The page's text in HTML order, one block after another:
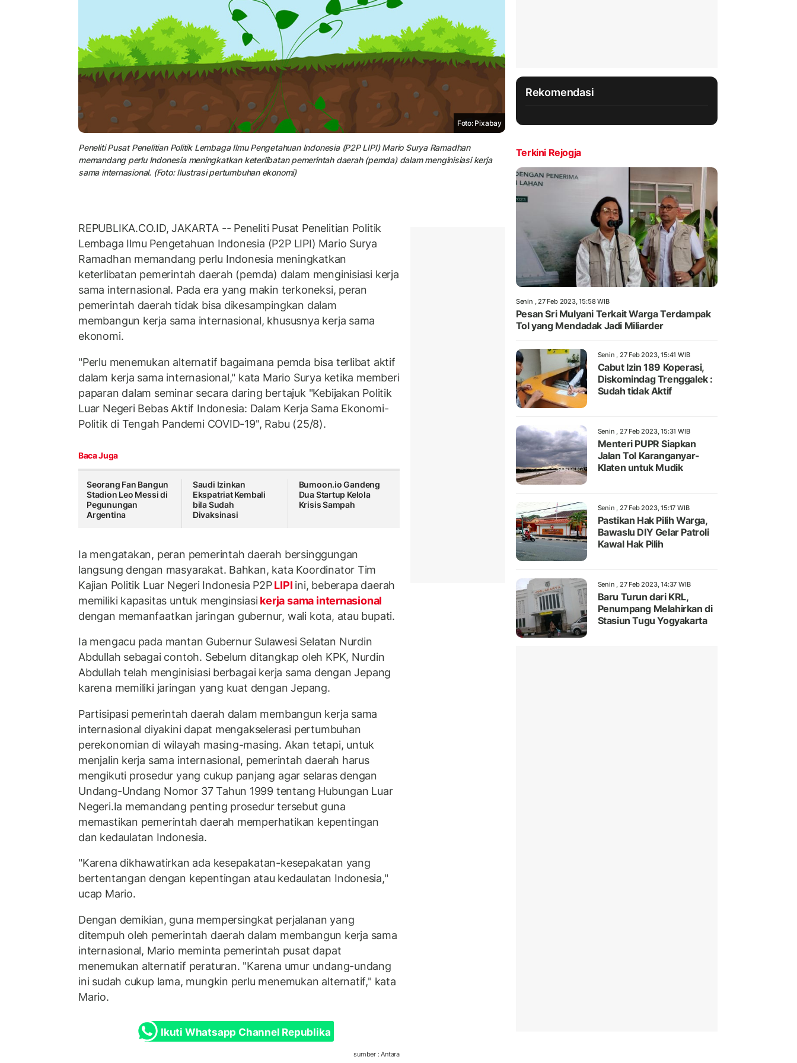
Foto: Pixabay
Peneliti Pusat Penelitian Politik Lembaga Ilmu Pengetahuan Indonesia (P2P LIPI) Mario Surya Ramadhan
memandang perlu Indonesia meningkatkan keterlibatan pemerintah daerah (pemda) dalam menginisiasi kerja
sama internasional. (Foto: Ilustrasi pertumbuhan ekonomi)
REPUBLIKA.CO.ID, JAKARTA -- Peneliti Pusat Penelitian Politik
Lembaga Ilmu Pengetahuan Indonesia (P2P LIPI) Mario Surya
Ramadhan memandang perlu Indonesia meningkatkan
keterlibatan pemerintah daerah (pemda) dalam menginisiasi kerja
sama internasional. Pada era yang makin terkoneksi, peran
pemerintah daerah tidak bisa dikesampingkan dalam
membangun kerja sama internasional, khususnya kerja sama
ekonomi.
"Perlu menemukan alternatif bagaimana pemda bisa terlibat aktif
dalam kerja sama internasional," kata Mario Surya ketika memberi
paparan dalam seminar secara daring bertajuk "Kebijakan Politik
Luar Negeri Bebas Aktif Indonesia: Dalam Kerja Sama Ekonomi-
Politik di Tengah Pandemi COVID-19", Rabu (25/8).
Baca Juga
Seorang Fan Bangun
Stadion Leo Messi di
Pegunungan
Argentina
Saudi Izinkan
Ekspatriat Kembali
bila Sudah
Divaksinasi
Bumoon.io Gandeng
Dua Startup Kelola
Krisis Sampah
Ia mengatakan, peran pemerintah daerah bersinggungan
langsung dengan masyarakat. Bahkan, kata Koordinator Tim
Kajian Politik Luar Negeri Indonesia P2PLIPI ini, beberapa daerah
memiliki kapasitas untuk menginsiasikerja sama internasional
dengan memanfaatkan jaringan gubernur, wali kota, atau bupati.
Ia mengacu pada mantan Gubernur Sulawesi Selatan Nurdin
Abdullah sebagai contoh. Sebelum ditangkap oleh KPK, Nurdin
Abdullah telah menginisiasi berbagai kerja sama dengan Jepang
karena memiliki jaringan yang kuat dengan Jepang.
Partisipasi pemerintah daerah dalam membangun kerja sama
internasional diyakini dapat mengakselerasi pertumbuhan
perekonomian di wilayah masing-masing. Akan tetapi, untuk
menjalin kerja sama internasional, pemerintah daerah harus
mengikuti prosedur yang cukup panjang agar selaras dengan
Undang-Undang Nomor 37 Tahun 1999 tentang Hubungan Luar
Negeri.Ia memandang penting prosedur tersebut guna
memastikan pemerintah daerah memperhatikan kepentingan
dan kedaulatan Indonesia.
"Karena dikhawatirkan ada kesepakatan-kesepakatan yang
bertentangan dengan kepentingan atau kedaulatan Indonesia,"
ucap Mario.
Dengan demikian, guna mempersingkat perjalanan yang
ditempuh oleh pemerintah daerah dalam membangun kerja sama
internasional, Mario meminta pemerintah pusat dapat
menemukan alternatif peraturan. "Karena umur undang-undang
ini sudah cukup lama, mungkin perlu menemukan alternatif," kata
Mario.
Ikuti Whatsapp Channel Republika
sumber : Antara
Rekomendasi
Terkini Rejogja
Senin , 27 Feb 2023, 15:58 WIB
Pesan Sri Mulyani Terkait Warga Terdampak
Tol yang Mendadak Jadi Miliarder
Senin , 27 Feb 2023, 15:41 WIB
Cabut Izin 189 Koperasi,
Diskomindag Trenggalek :
Sudah tidak Aktif
Senin , 27 Feb 2023, 15:31 WIB
Menteri PUPR Siapkan
Jalan Tol Karanganyar-
Klaten untuk Mudik
Senin , 27 Feb 2023, 15:17 WIB
Pastikan Hak Pilih Warga,
Bawaslu DIY Gelar Patroli
Kawal Hak Pilih
Senin , 27 Feb 2023, 14:37 WIB
Baru Turun dari KRL,
Penumpang Melahirkan di
Stasiun Tugu Yogyakarta